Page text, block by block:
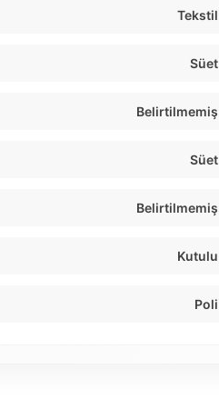
Tekstil
Süet
Belirtilmemiş
Süet
Belirtilmemiş
Kutulu
Poli